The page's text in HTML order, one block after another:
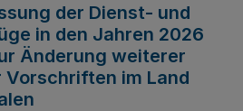
der Dienst- und
in den Jahren 2026
Änderung weiterer
im Land